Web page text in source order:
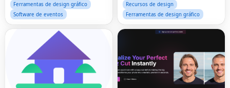
Ferramentas de design gráfico
Software de eventos
Recursos de design
Ferramentas de design gráfico